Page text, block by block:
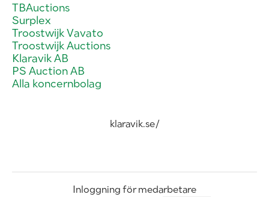
TBAuctions
Surplex
Troostwijk Vavato
Troostwijk Auctions
Klaravik AB
PS Auction AB
Alla koncernbolag
klaravik.se/
Inloggning för medarbetare